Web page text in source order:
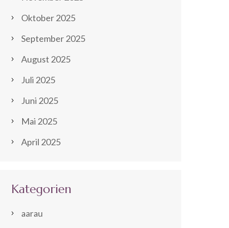
Oktober 2025
September 2025
August 2025
Juli 2025
Juni 2025
Mai 2025
April 2025
Kategorien
aarau